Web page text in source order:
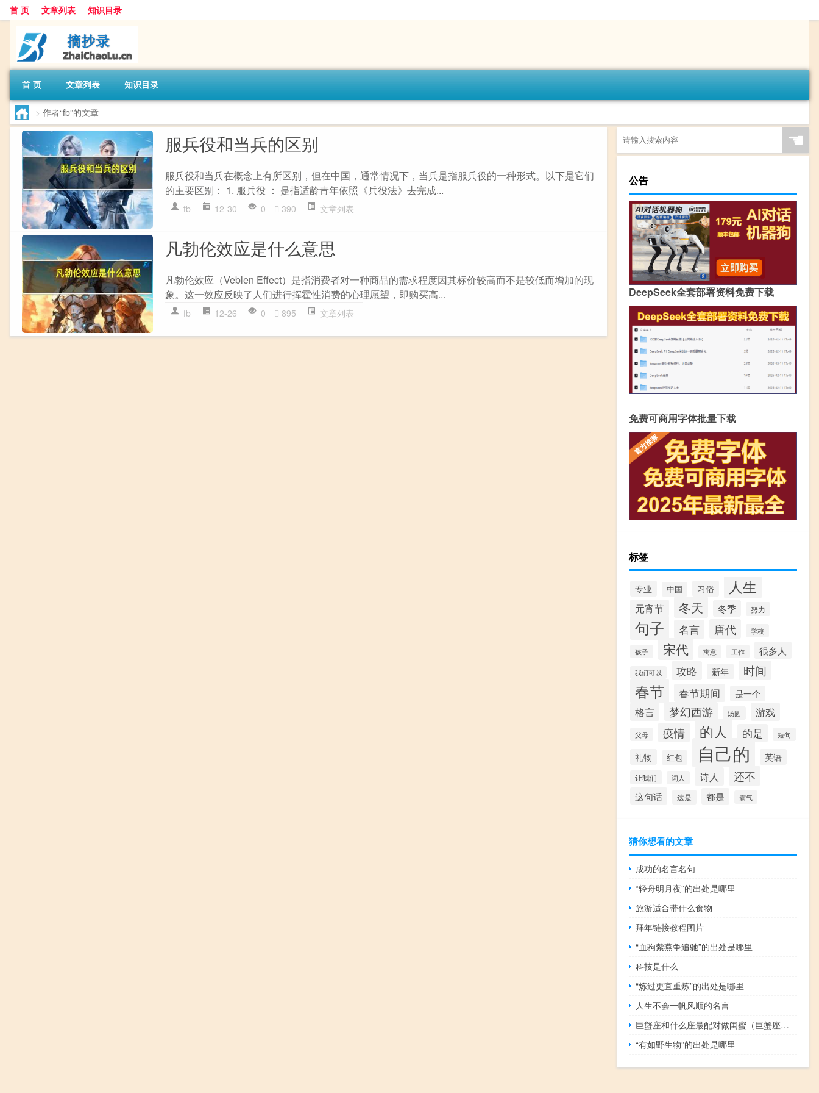
首 页 文章列表 知识目录
首 页 文章列表 知识目录
> 作者“fb”的文章
服兵役和当兵的区别
服兵役和当兵在概念上有所区别，但在中国，通常情况下，当兵是指服兵役的一种形式。以下是它们
的主要区别： 1. 服兵役 ： 是指适龄青年依照《兵役法》去完成...
fb 12-30 0 390 文章列表
凡勃伦效应是什么意思
凡勃伦效应（Veblen Effect）是指消费者对一种商品的需求程度因其标价较高而不是较低而增加的现
象。这一效应反映了人们进行挥霍性消费的心理愿望，即购买高...
fb 12-26 0 895 文章列表
☚
公告
DeepSeek全套部署资料免费下载
免费可商用字体批量下载
标签
专业 中国 习俗 人生
元宵节 冬天 冬季 努力
句子 名言 唐代 学校
孩子 宋代 寓意 工作 很多人
我们可以 攻略 新年 时间
春节 春节期间 是一个
格言 梦幻西游 汤圆 游戏
父母 疫情 的人 的是 短句
礼物 红包 自己的 英语
让我们 词人 诗人 还不
这句话 这是 都是 霸气
猜你想看的文章
成功的名言名句
“轻舟明月夜”的出处是哪里
旅游适合带什么食物
拜年链接教程图片
“血驹紫燕争追驰”的出处是哪里
科技是什么
“炼过更宜重炼”的出处是哪里
人生不会一帆风顺的名言
巨蟹座和什么座最配对做闺蜜（巨蟹座和什么座最配）
“有如野生物”的出处是哪里